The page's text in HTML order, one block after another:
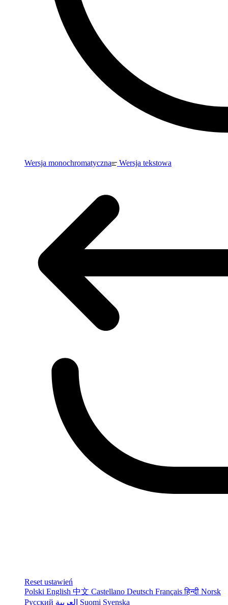
Wersja monochromatyczna Wersja tekstowa
Reset ustawień
Polski English 中文 Castellano Deutsch Françaisहिन्दी Norsk
Русский
Suomi Svenska